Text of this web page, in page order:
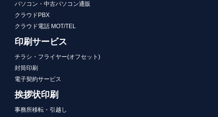
パソコン・中古パソコン通販
クラウドPBX
クラウド電話 MOT/TEL
印刷サービス
チラシ・フライヤー(オフセット)
封筒印刷
電子契約サービス
挨拶状印刷
事務所移転・引越し